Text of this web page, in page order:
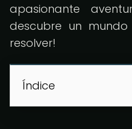
apasionante
descubre un
resolver!
Índice